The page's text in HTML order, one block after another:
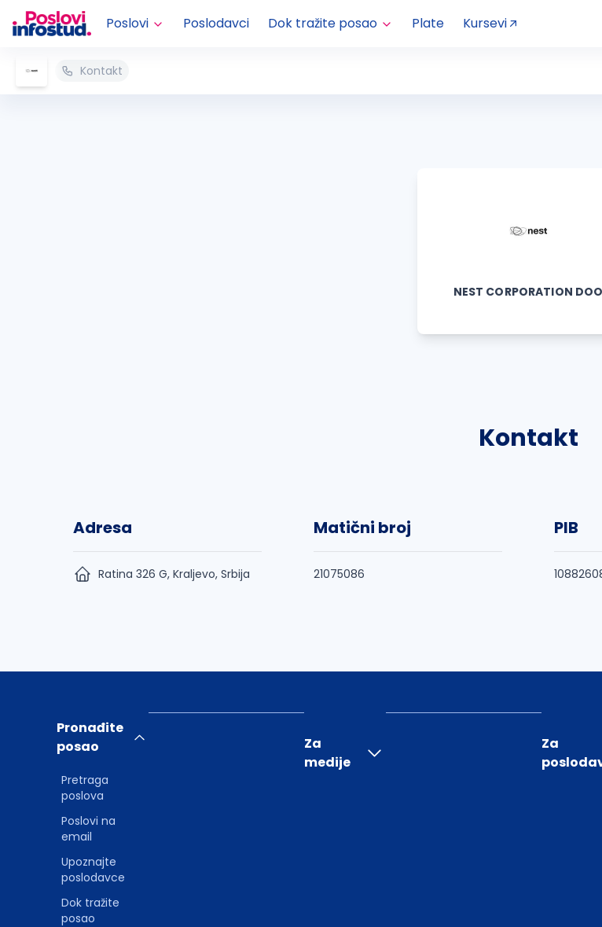
Poslovi Poslodavci Dok tražite posao Plate Kursevi
Kontakt
NEST CORPORATION DOO
Kontakt
Adresa
Ratina 326 G, Kraljevo, Srbija
Matični broj
21075086
PIB
Pronađite
posao
Pretraga
poslova
Poslovi na
email
Upoznajte
poslodavce
Dok tražite
posao
Za
medije
Za